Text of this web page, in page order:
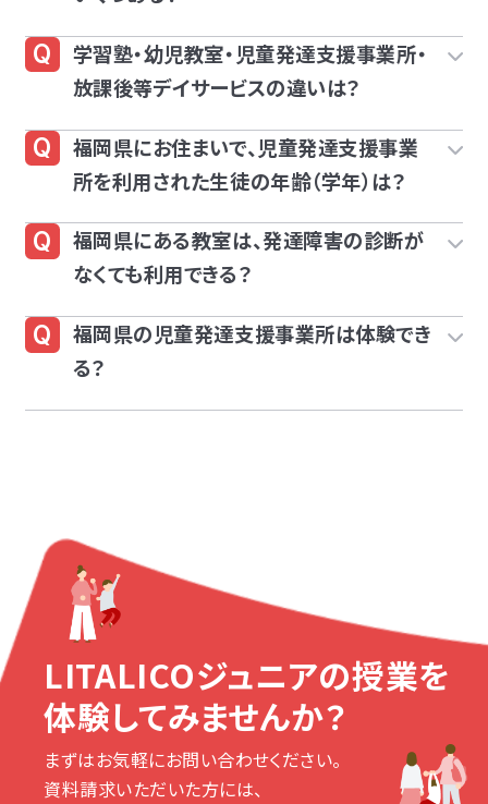
学習塾・幼児教室・児童発達支援事業所・
放課後等デイサービスの違いは？
福岡県にお住まいで、児童発達支援事業
所を利用された生徒の年齢（学年）は？
福岡県にある教室は、発達障害の診断が
なくても利用できる？
福岡県の児童発達支援事業所は体験でき
る？
LITALICOジュニアの授業を
体験してみませんか？
まずはお気軽にお問い合わせください。
資料請求いただいた方には、